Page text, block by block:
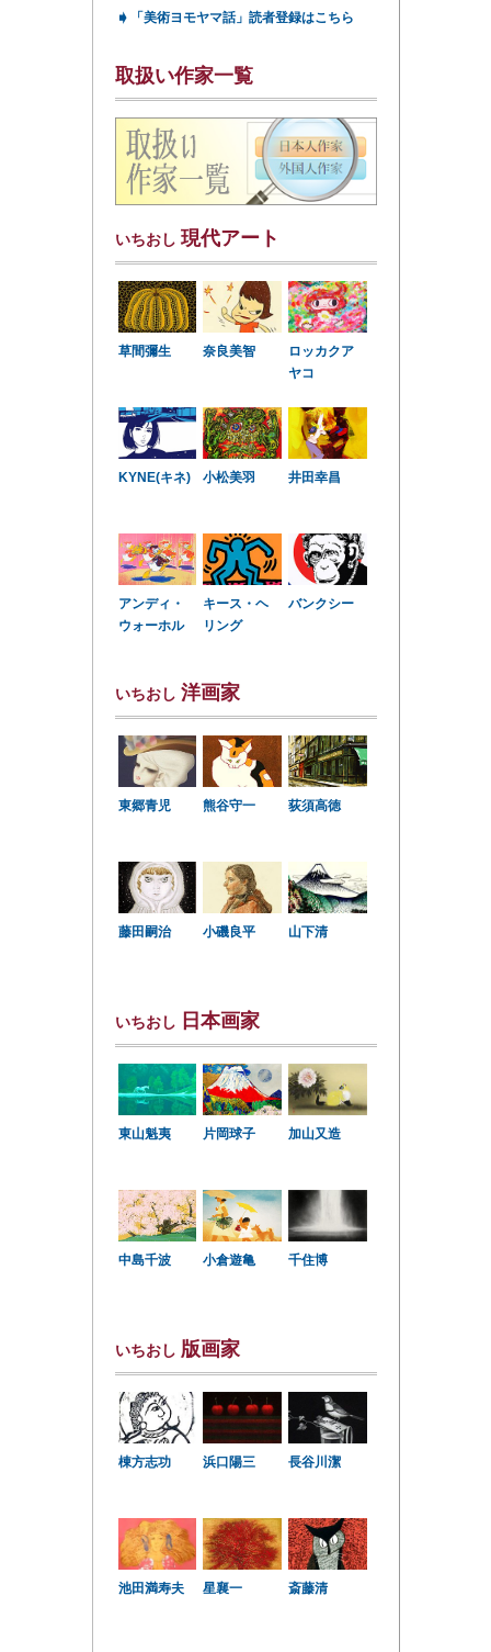
➧ 「美術ヨモヤマ話」読者登録はこちら
取扱い作家一覧
いちおし 現代アート
草間彌生 奈良美智
ロッカクア
ヤコ
KYNE(キネ) 小松美羽 井田幸昌
アンディ・
ウォーホル
キース・ヘ
リング
バンクシー
いちおし 洋画家
東郷青児 熊谷守一 荻須高徳
藤田嗣治 小磯良平 山下清
いちおし 日本画家
東山魁夷 片岡球子 加山又造
中島千波 小倉遊亀 千住博
いちおし 版画家
棟方志功 浜口陽三 長谷川潔
池田満寿夫 星襄一 斎藤清